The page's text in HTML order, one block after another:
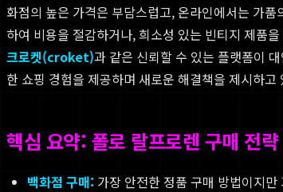
화점의 높은 가격은 부담스럽고, 온라인에서는 가
하여 비용을 절감하거나, 희소성 있는 빈티지 제품
크로켓(croket)과 같은 신뢰할 수 있는 플랫폼이
한 쇼핑 경험을 제공하며 새로운 해결책을 제시하고
핵심 요약: 폴로 랄프로렌 구매 전략
백화점 구매: 가장 안전한 정품 구매 방법이지